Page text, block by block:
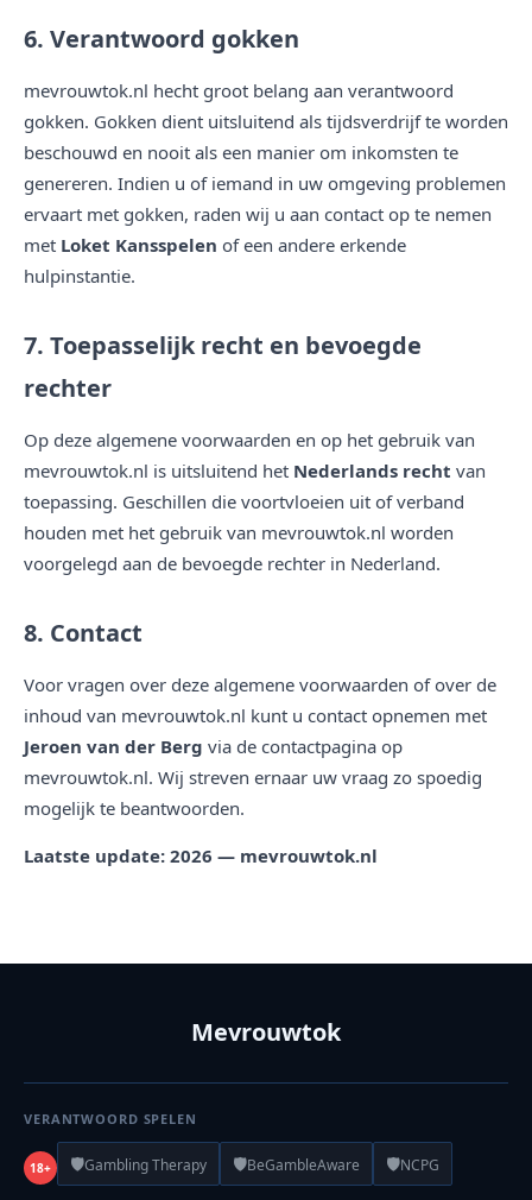
6. Verantwoord gokken
mevrouwtok.nl hecht groot belang aan verantwoord
gokken. Gokken dient uitsluitend als tijdsverdrijf te worden
beschouwd en nooit als een manier om inkomsten te
genereren. Indien u of iemand in uw omgeving problemen
ervaart met gokken, raden wij u aan contact op te nemen
met Loket Kansspelen of een andere erkende
hulpinstantie.
7. Toepasselijk recht en bevoegde
rechter
Op deze algemene voorwaarden en op het gebruik van
mevrouwtok.nl is uitsluitend het Nederlands recht van
toepassing. Geschillen die voortvloeien uit of verband
houden met het gebruik van mevrouwtok.nl worden
voorgelegd aan de bevoegde rechter in Nederland.
8. Contact
Voor vragen over deze algemene voorwaarden of over de
inhoud van mevrouwtok.nl kunt u contact opnemen met
Jeroen van der Berg via de contactpagina op
mevrouwtok.nl. Wij streven ernaar uw vraag zo spoedig
mogelijk te beantwoorden.
Laatste update: 2026 — mevrouwtok.nl
Mevrouwtok
VERANTWOORD SPELEN
18+ 🛡️Gambling Therapy 🛡️BeGambleAware 🛡️NCPG